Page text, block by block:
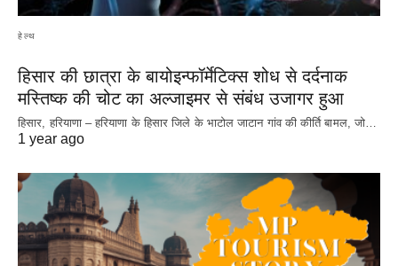
हेल्थ
हिसार की छात्रा के बायोइन्फॉर्मेटिक्स शोध से दर्दनाक
मस्तिष्क की चोट का अल्जाइमर से संबंध उजागर हुआ
हिसार, हरियाणा – हरियाणा के हिसार जिले के भाटोल जाटान गांव की कीर्ति बामल, जो…
1 year ago